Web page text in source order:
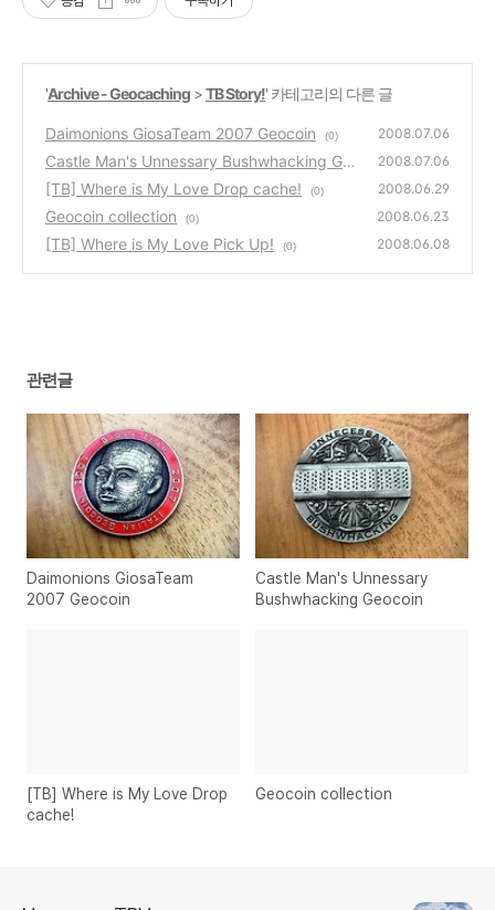
'Archive - Geocaching >TB Story!' 카테고리의 다른 글
Daimonions GiosaTeam 2007 Geocoin (0) 2008.07.06
Castle Man's Unnessary Bushwhacking Geo
coin
(0)
2008.07.06
[TB] Where is My Love Drop cache! (0) 2008.06.29
Geocoin collection (0) 2008.06.23
[TB] Where is My Love Pick Up! (0) 2008.06.08
관련글
Daimonions GiosaTeam
2007 Geocoin
Castle Man's Unnessary
Bushwhacking Geocoin
[TB] Where is My Love Drop
cache!
Geocoin collection